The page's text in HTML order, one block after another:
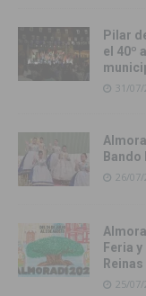
Pilar
el 40º
31/
Bando
26/07/
Feria
25/07/